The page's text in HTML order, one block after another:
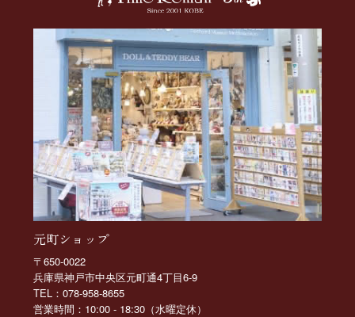
元町ショップ
〒650-0022
兵庫県神戸市中央区元町通4丁目6-9
TEL：078-958-8655
営業時間：10:00 - 18:30（水曜定休）